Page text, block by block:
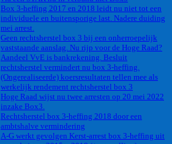
Box 3-heffing 2017 en 2018 leidt nu niet tot een
individuele en buitensporige last. Nadere duiding
mei arrest.
Geen rechtsherstel box 3 bij een onherroepelijk
vaststaande aanslag. Nu rijp voor de Hoge Raad?
Aandeel VvE is bankrekening. Besluit
rechtsherstel vermindert nu box 3-heffing.
(Ongerealiseerde) koersresultaten tellen mee als
werkelijk rendement rechtsherstel box 3
Hoge Raad wijst nu twee arresten op 20 mei 2022
inzake Box3.
Rechtsherstel box 3-heffing 2018 door een
ambtshalve vermindering
A-G werkt gevolgen Kerst-arrest box 3-heffing uit